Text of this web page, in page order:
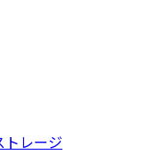
レージ